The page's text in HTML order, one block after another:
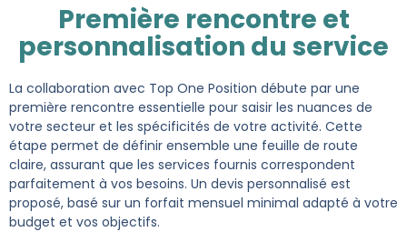
Première rencontre et
personnalisation du service
La collaboration avec Top One Position débute par une
première rencontre essentielle pour saisir les nuances de
votre secteur et les spécificités de votre activité. Cette
étape permet de définir ensemble une feuille de route
claire, assurant que les services fournis correspondent
parfaitement à vos besoins. Un devis personnalisé est
proposé, basé sur un forfait mensuel minimal adapté à votre
budget et vos objectifs.